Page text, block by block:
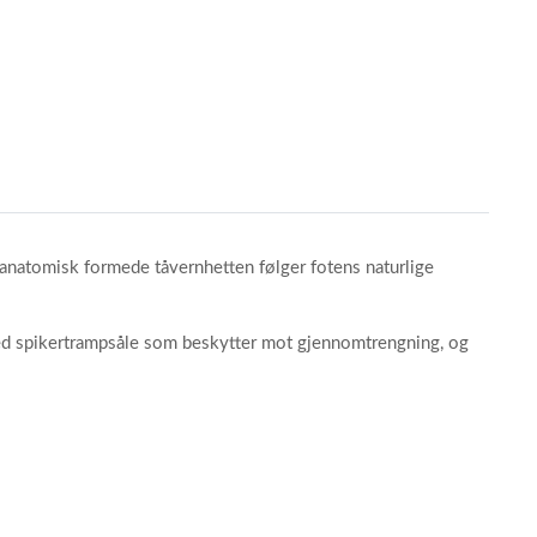
formede tåvernhetten følger fotens naturlige
som beskytter mot gjennomtrengning, og